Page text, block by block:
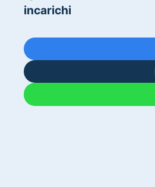
incarichi